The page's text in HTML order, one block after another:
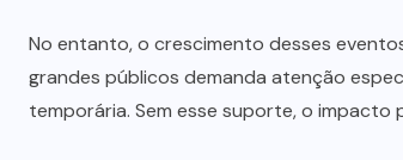
No entanto, o crescimento desses
grandes públicos demanda atenção
temporária. Sem esse suporte, o